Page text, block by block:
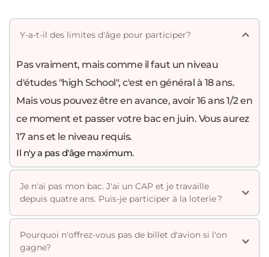
Pas vraiment, mais comme il faut un niveau
d'études "high School", c'est en général à 18 ans.
Mais vous pouvez être en avance, avoir 16 ans 1/2 en
ce moment et passer votre bac en juin. Vous aurez
17 ans et le niveau requis.
Il n'y a pas d'âge maximum.
Je n'ai pas mon bac. J'ai un CAP et je travaille
vous pouvez le remplacer par une expérience de deux
Pourquoi n'offrez-vous pas de billet d'avion si l'on